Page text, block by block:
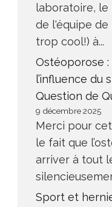
laboratoire,
de l'équipe de
trop cool!) à...
Ostéoporose
l’influence du
Question de
9 décembre 2025
Merci pour
le fait que
arriver à tout
Sport et